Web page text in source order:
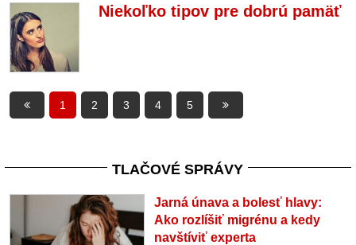
Niekoľko tipov pre dobrú pamäť
1 2 3 4 5
TLAČOVÉ SPRÁVY
Jarná únava a bolesť hlavy:
Ako rozlíšiť migrénu a kedy
navštíviť experta